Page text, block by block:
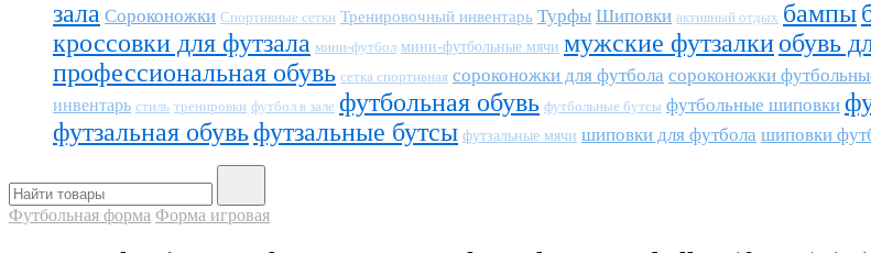
зала Сороконожки Спортивные сетки Тренировочный инвентарь Турфы Шиповки активный отдых бампы
кроссовки для футзала мини-футбол мини-футбольные мячи мужские футзалкиобувь
профессиональная обувь сетка спортивная сороконожки для футбола сороконожки
инвентарь стиль тренировки футбол в зале футбольная обувь футбольные бутсы футбольные шиповки
футзальная обувьфутзальные бутсы футзальные мячи шиповки для футбола шиповки
Футбольная форма Форма игровая